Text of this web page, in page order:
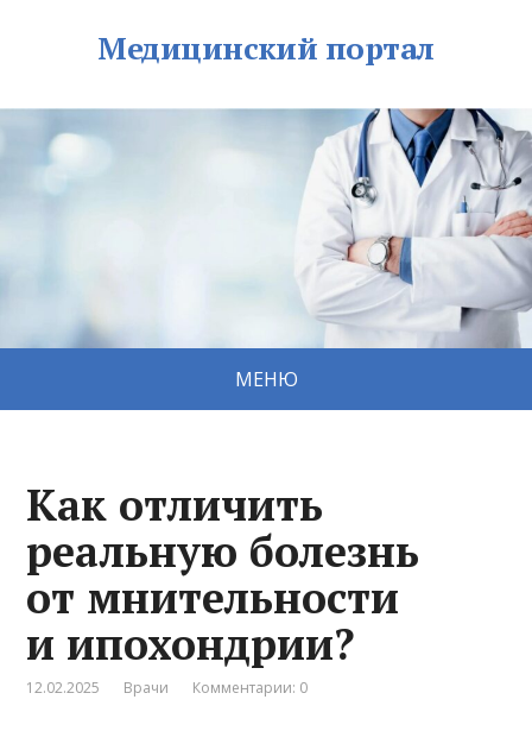
Медицинский портал
МЕНЮ
Как отличить
реальную болезнь
от мнительности
и ипохондрии?
12.02.2025 Врачи Комментарии: 0